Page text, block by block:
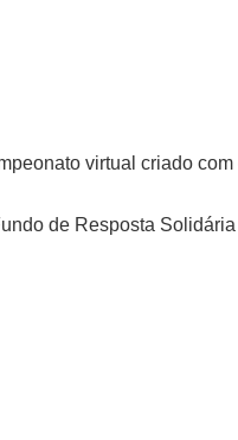
virtual criado
de Resposta